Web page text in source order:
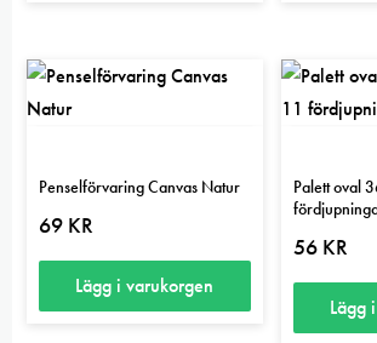
produkten
har
De
olika
alternativen
Penselförvaring Canvas Natur
69 KR
Lägg i varukorgen
Palett oval
56 KR
Lägg